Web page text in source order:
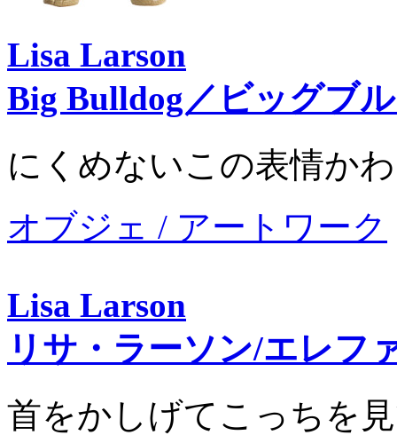
Lisa Larson
Big Bulldog／ビッグブ
にくめないこの表情か
オブジェ / アートワーク
Lisa Larson
リサ・ラーソン/エレフ
首をかしげてこっちを